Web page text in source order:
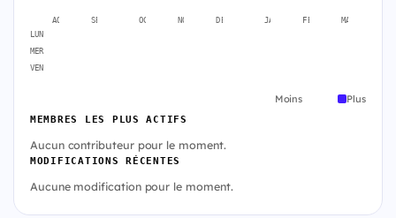
AOÛT SEPT. OCT. NOV. DÉC. JANV. FÉVR. MARS
LUN
MER
VEN
Moins Plus
MEMBRES LES PLUS ACTIFS
Aucun contributeur pour le moment.
MODIFICATIONS RÉCENTES
Aucune modification pour le moment.